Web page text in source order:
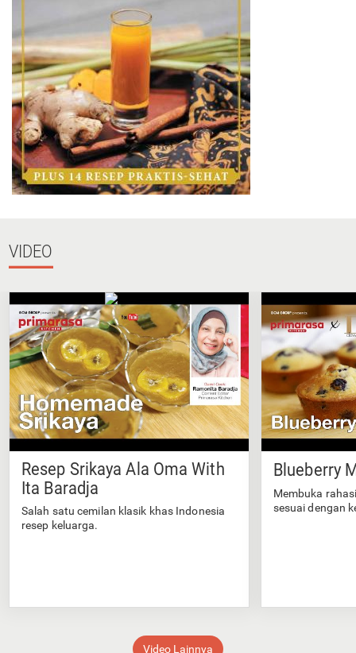
VIDEO
Resep Srikaya Ala Oma With
Ita Baradja
Salah satu cemilan klasik khas Indonesia
resep keluarga.
Blueberry
Membuka
sesuai dengan
Video Lainnya